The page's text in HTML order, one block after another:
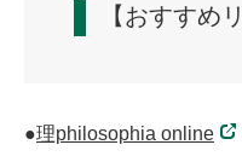
【おすすめ
●理philosophia online